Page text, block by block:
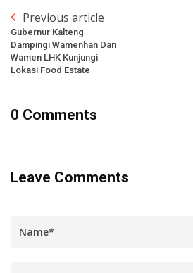
Previous article
Gubernur Kalteng
Dampingi Wamenhan Dan
Wamen LHK Kunjungi
Lokasi Food Estate
0 Comments
Leave Comments